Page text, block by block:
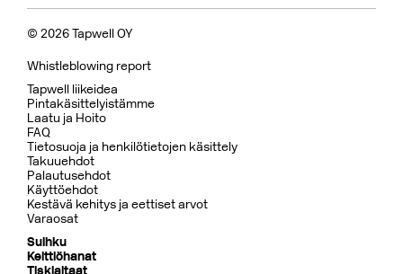
© 2026 Tapwell OY
Whistleblowing report
Tapwell liikeidea
Pintakäsittelyistämme
Laatu ja Hoito
FAQ
Tietosuoja ja henkilötietojen käsittely
Takuuehdot
Palautusehdot
Käyttöehdot
Kestävä kehitys ja eettiset arvot
Varaosat
Suihku
Keittiöhanat
Tiskialtaat